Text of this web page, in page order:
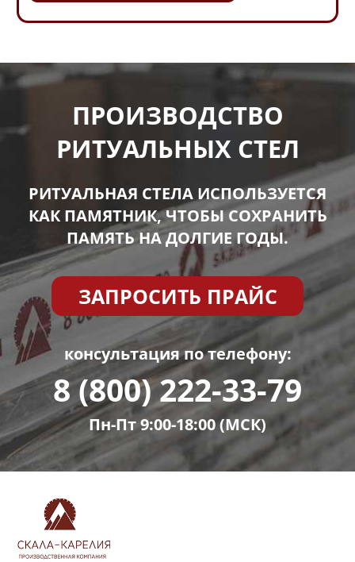
ПРОИЗВОДСТВО
РИТУАЛЬНЫХ СТЕЛ
РИТУАЛЬНАЯ СТЕЛА ИСПОЛЬЗУЕТСЯ
КАК ПАМЯТНИК, ЧТОБЫ СОХРАНИТЬ
ПАМЯТЬ НА ДОЛГИЕ ГОДЫ.
ЗАПРОСИТЬ ПРАЙС
консультация по телефону:
8 (800) 222-33-79
Пн-Пт 9:00-18:00 (МСК)